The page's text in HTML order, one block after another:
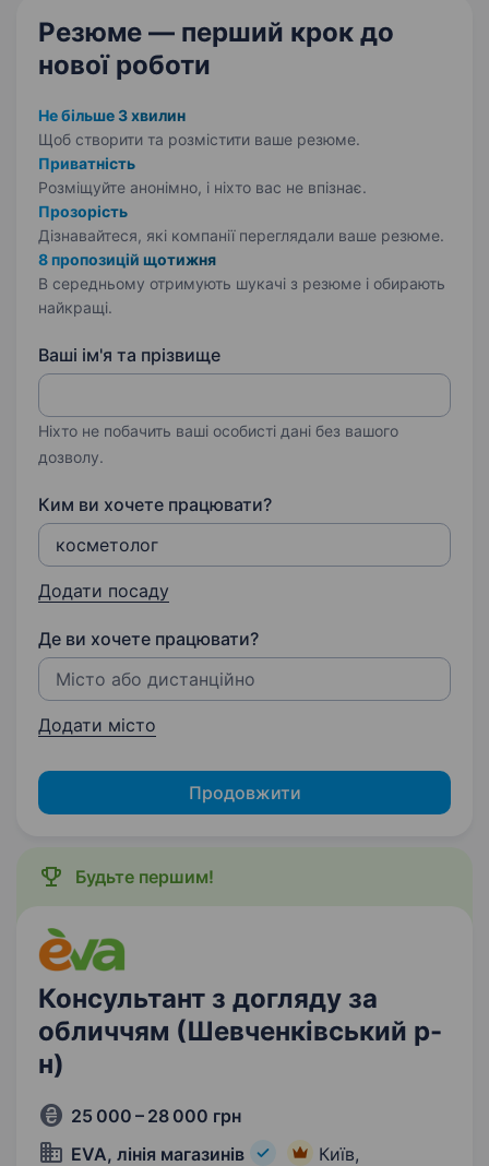
Резюме — перший крок до
нової роботи
Не більше 3 хвилин
Щоб створити та розмістити ваше резюме.
Приватність
Розміщуйте анонімно, і ніхто вас не впізнає.
Прозорість
Дізнавайтеся, які компанії переглядали ваше резюме.
8 пропозицій щотижня
В середньому отримують шукачі з резюме і обирають
найкращі.
Ваші ім'я та прізвище
Ніхто не побачить ваші особисті дані без вашого
дозволу.
Ким ви хочете працювати?
Додати посаду
Де ви хочете працювати?
Додати місто
Продовжити
Будьте першим!
Консультант з догляду за
обличчям (Шевченківський р-
н)
25 000 – 28 000 грн
EVA, лінія магазинів
Київ,